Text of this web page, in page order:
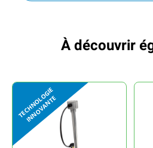
À découvrir